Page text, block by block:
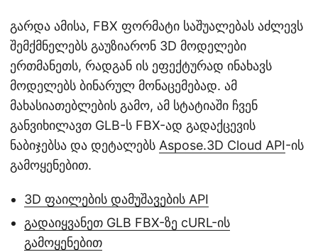
გარდა ამისა, FBX ფორმატი საშუალებას აძლევს
შემქმნელებს გაუზიარონ 3D მოდელები
ერთმანეთს, რადგან ის ეფექტურად ინახავს
მოდელებს ბინარულ მონაცემებად. ამ
მახასიათებლების გამო, ამ სტატიაში ჩვენ
განვიხილავთ GLB-ს FBX-ად გადაქცევის
ნაბიჯებსა და დეტალებს Aspose.3D Cloud API-ის
გამოყენებით.
3D ფაილების დამუშავების API
გადაიყვანეთ GLB FBX-ზე cURL-ის
გამოყენებით